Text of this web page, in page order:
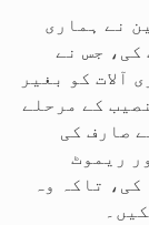
نے ہماری
کی، جس نے
آلات کو بغیر
کے مرحلے
صارف کی
ریموٹ
تاکہ وہ